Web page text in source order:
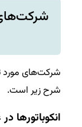
شرکت‌های مورد
شرح زیر است.
انکوباتورها